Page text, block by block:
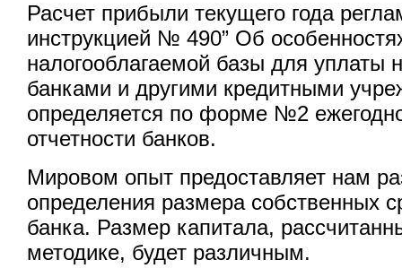
Расчет прибыли текущего года
инструкцией № 490” Об
налогооблагаемой базы для уплаты
банками и другими кредитными
определяется по форме №2
отчетности банков.
Мировом опыт предоставляет нам
определения размера собственных
банка. Размер капитала,
методике, будет различным.